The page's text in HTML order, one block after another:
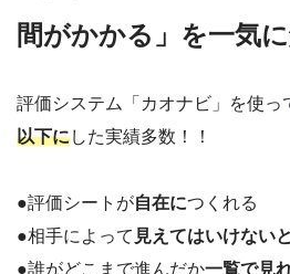
間がかかる」を一気に
評価システム「カオナビ」を使っ
以下にした実績多数！！
●評価シートが自在につくれる
●相手によって 見えてはいけない
●誰がどこまで進んだか一覧で見